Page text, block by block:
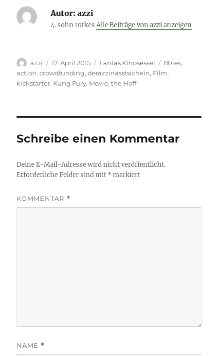
Autor: azzi
4. sohn rotkesAlle Beiträge von azzi anzeigen
Autor
azzi
Veröffentlicht
am
17. April 2015 Kategorien
Fantas Kinosessel Schlagwörter
80ies,
action,crowdfunding,derazzinässtsichein, Film,
kickstarter, Kung Fury, Movie,the Hoff
Schreibe einen Kommentar
Deine E-Mail-Adresse wird nicht veröffentlicht.
Erforderliche Felder sind mit *markiert
KOMMENTAR *
NAME *